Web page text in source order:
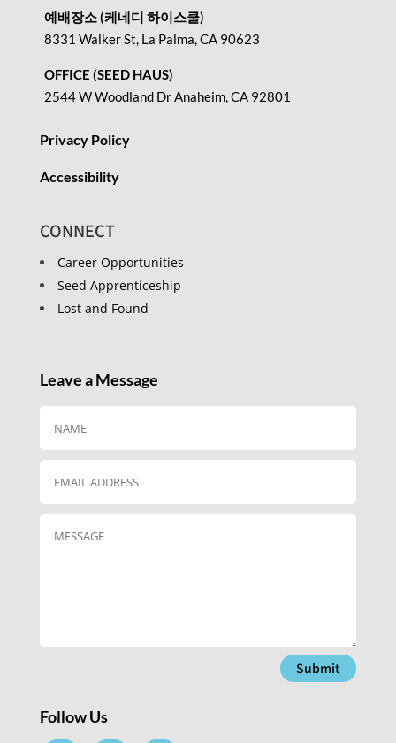
예배장소 (케네디 하이스쿨)
8331 Walker St, La Palma, CA 90623
OFFICE (SEED HAUS)
2544 W Woodland Dr Anaheim, CA 92801
Privacy Policy
Accessibility
CONNECT
Career Opportunities
Seed Apprenticeship
Lost and Found
Leave a Message
Submit
Follow Us